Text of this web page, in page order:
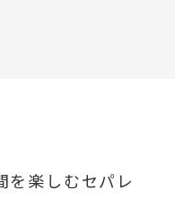
を楽しむセパレ